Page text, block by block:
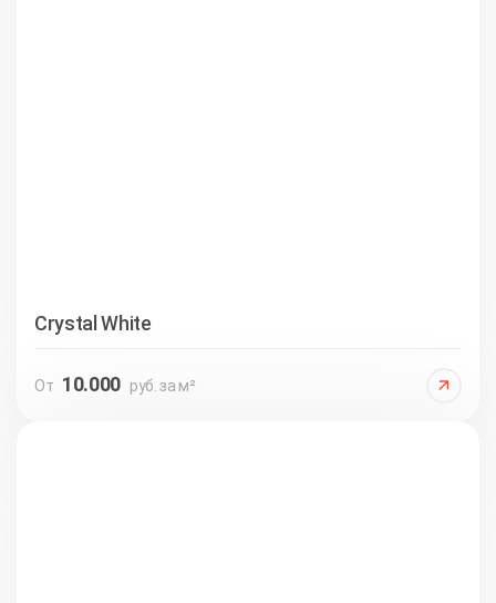
Crystal White
От 10.000 руб. за м²